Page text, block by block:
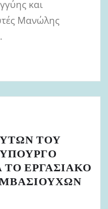
και
Μανώλης
ΤΟΥ
ΕΡΓΑΣΙΑΚΟ